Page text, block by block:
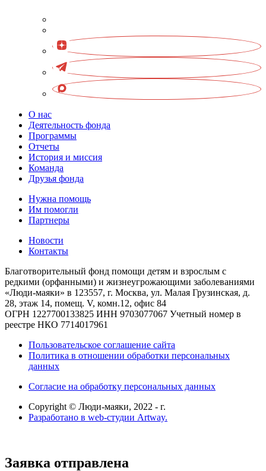
О нас
Деятельность фонда
Программы
Отчеты
История и миссия
Команда
Друзья фонда
Нужна помощь
Им помогли
Партнеры
Новости
Контакты
Благотворительный фонд помощи детям и взрослым с
редкими (орфанными) и жизнеугрожающими заболеваниями
«Люди-маяки» в 123557, г. Москва, ул. Малая Грузинская, д.
28, этаж 14, помещ. V, комн.12, офис 84
ОГРН 1227700133825 ИНН 9703077067 Учетный номер в
реестре НКО 7714017961
Пользовательское соглашение сайта
Политика в отношении обработки персональных
данных
Согласие на обработку персональных данных
Copyright © Люди-маяки, 2022 - г.
Разработано в web-студии Artway.
Заявка отправлена